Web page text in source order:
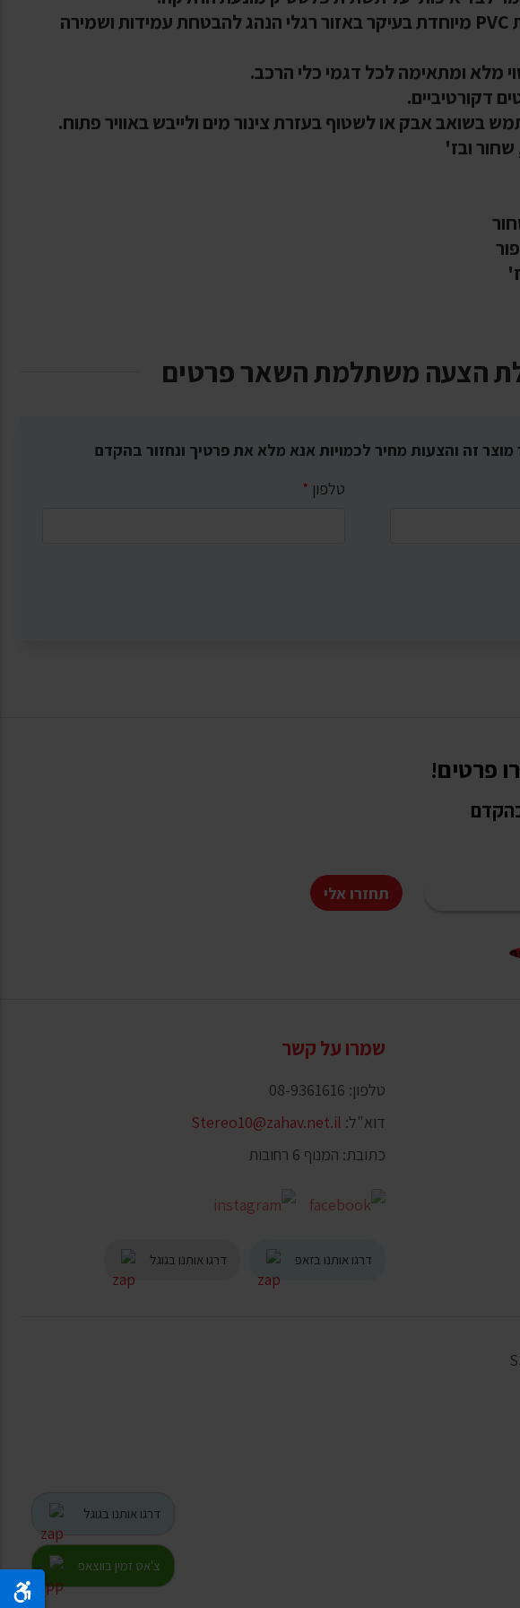
שטיח הנהג משולב בתשתית PVC מיוחדת בעיקר באזור רגלי הנהג להבטחת עמידות ושמירה
מלא ומתאימה לכל דגמי כלי הרכב.
דקורטיביים.
בשואב אבק או לשטוף בעזרת צינור מים ולייבש באוויר פתוח.
ובז'
הצעה משתלמת השאר פרטים
זה והצעות מחיר לכמויות אנא מלא את פרטיך ונחזור בהקדם
טלפון *
פרטים!
תחזרו אלי
שמרו על קשר
טלפון: 08-9361616
דוא"ל: Stereo10@zahav.net.il
כתובת: המנוף 6 רחובות
דרגו אותנו בזאפ דרגו אותנו בגוגל
דרגו אותנו בגוגל
צ'אט זמין בווצאפ